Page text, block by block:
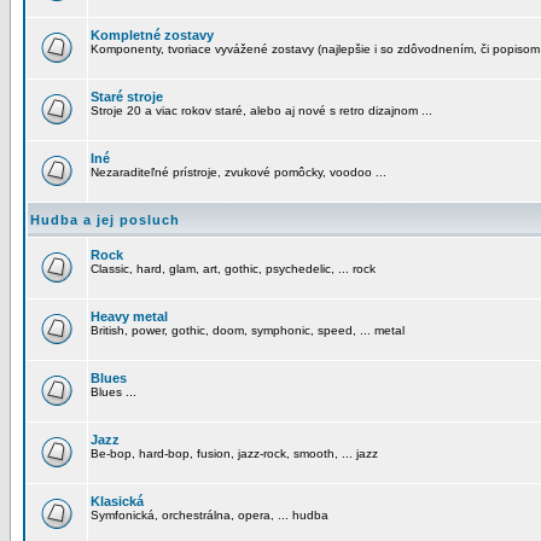
Kompletné zostavy
Komponenty, tvoriace vyvážené zostavy (najlepšie i so zdôvodnením, či
Staré stroje
Stroje 20 a viac rokov staré, alebo aj nové s retro dizajnom ...
Iné
Nezaraditeľné prístroje, zvukové pomôcky, voodoo ...
Hudba a jej posluch
Rock
Classic, hard, glam, art, gothic, psychedelic, ... rock
Heavy metal
British, power, gothic, doom, symphonic, speed, ... metal
Blues
Blues ...
Jazz
Be-bop, hard-bop, fusion, jazz-rock, smooth, ... jazz
Klasická
Symfonická, orchestrálna, opera, ... hudba